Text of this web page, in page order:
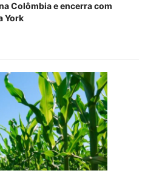
Colômbia e encerra com
York